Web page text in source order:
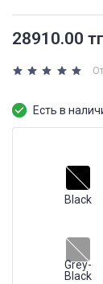
28910.00 тг
Есть в
Black
Grey-
Black